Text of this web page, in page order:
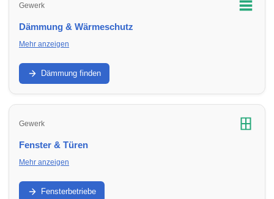
Gewerk
Dämmung & Wärmeschutz
Mehr anzeigen
Fassade, Dach, Kellerdecke: Finde Dämm- und
Sanierungsbetriebe in Umbgebungen – für bessere Effizienz
und geringere Heizkosten.
Dämmung finden
Gewerk
Fenster & Türen
Mehr anzeigen
Austausch, Einbau, Sicherheit und Dämmwerte: Finde
Fachbetriebe in Umbgebungen für Fenster, Haustüren und
Fensterbetriebe